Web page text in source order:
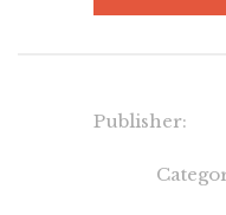
Publisher: